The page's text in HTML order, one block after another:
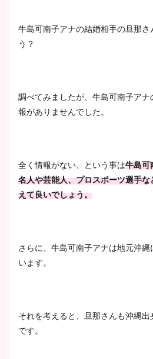
大
牛島可南子アナの結婚相手の旦那さ
う？
調べてみましたが、牛島可南子ア
報がありませんでした。
全く情報がない、という事は牛島可
名人や芸能人、プロスポーツ選手
えて良いでしょう。
さらに、牛島可南子アナは地元沖
います。
それを考えると、旦那さんも沖縄出
です。